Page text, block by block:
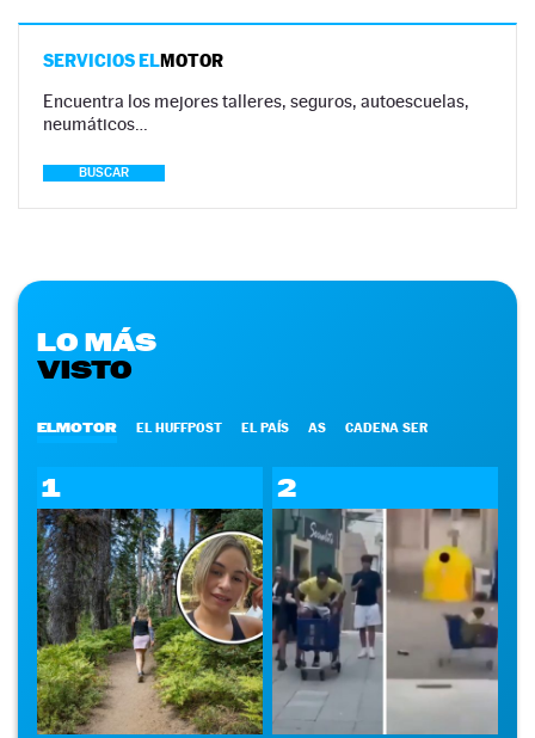
SERVICIOS ELMOTOR
Encuentra los mejores talleres, seguros, autoescuelas,
neumáticos…
BUSCAR
LO MÁS
VISTO
ELMOTOR EL HUFFPOST EL PAÍS AS CADENA SER
1 2